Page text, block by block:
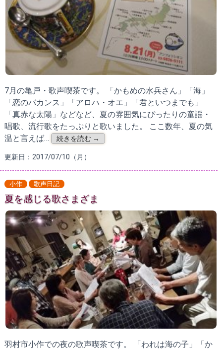
7月の亀戸・歌声喫茶です。 「かもめの水兵さん」「海」
「恋のバカンス」「アロハ・オエ」「君といつまでも」
「真赤な太陽」などなど、夏の雰囲気にぴったりの童謡・
唱歌、流行歌をたっぷりと歌いました。 ここ数年、夏の気
温と言えば…
続きを読む →
更新日：2017/07/10（月）
小作 歌声日記
夏を感じる歌さまざま
羽村市小作での夜の歌声喫茶です。 「われは海の子」「か